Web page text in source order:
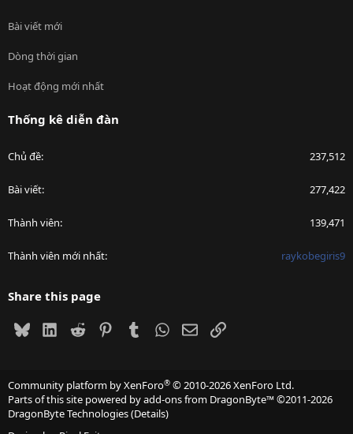
Bài viết mới
Dòng thời gian
Hoạt động mới nhất
Thống kê diễn đàn
Chủ đề 237,512
Bài viết 277,422
Thành viên 139,471
Thành viên mới nhất raykobegiris9
Share this page
BlueskyLinkedIn
Reddit PinterestTumblrWhatsApp
EmailLink
Community platform by XenForo® © 2010-2026 XenForo Ltd.
Parts of this site powered byadd-ons from DragonByte™©2011-2026
DragonByte Technologies(Details)